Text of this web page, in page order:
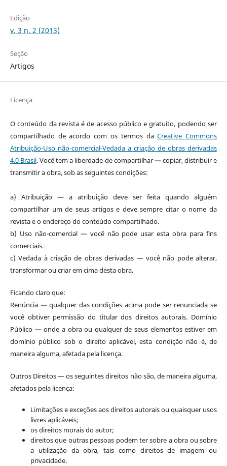
Edição
v. 3 n. 2 (2013)
Seção
Artigos
Licença
O conteúdo da revista é de acesso público e gratuito, podendo ser
compartilhado de acordo com os termos daCreative Commons
Atribuição-Uso não-comercial-Vedada a criação de obras derivadas
4.0 Brasil. Você tem a liberdade de compartilhar — copiar, distribuir e
transmitir a obra, sob as seguintes condições:
a) Atribuição — a atribuição deve ser feita quando alguém
compartilhar um de seus artigos e deve sempre citar o nome da
revista e o endereço do conteúdo compartilhado.
b) Uso não-comercial — você não pode usar esta obra para fins
comerciais.
c) Vedada à criação de obras derivadas — você não pode alterar,
transformar ou criar em cima desta obra.
Ficando claro que:
Renúncia — qualquer das condições acima pode ser renunciada se
você obtiver permissão do titular dos direitos autorais. Domínio
Público — onde a obra ou qualquer de seus elementos estiver em
domínio público sob o direito aplicável, esta condição não é, de
maneira alguma, afetada pela licença.
Outros Direitos — os seguintes direitos não são, de maneira alguma,
afetados pela licença:
Limitações e exceções aos direitos autorais ou quaisquer usos
livres aplicáveis;
os direitos morais do autor;
direitos que outras pessoas podem ter sobre a obra ou sobre
a utilização da obra, tais como direitos de imagem ou
privacidade.